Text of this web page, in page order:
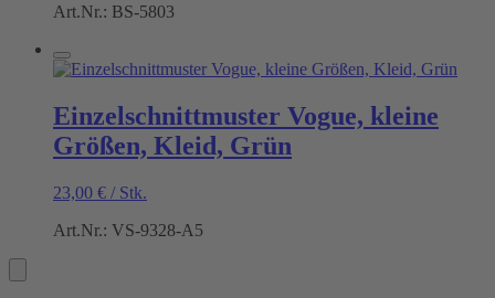
Art.Nr.: BS-5803
Einzelschnittmuster Vogue, kleine
Größen, Kleid, Grün
23,00 € / Stk.
Art.Nr.: VS-9328-A5